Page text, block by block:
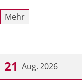
Mehr
21 Aug. 2026